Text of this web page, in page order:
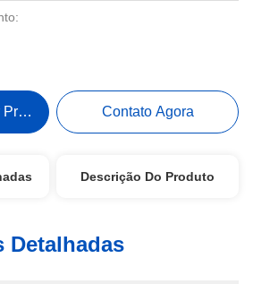
Contato Agora
Descrição Do Produto
Detalhadas